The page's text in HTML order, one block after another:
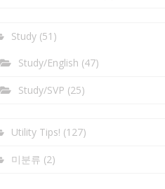
Study(51)
Study/English (47)
Study/SVP (25)
Utility Tips! (127)
미분류 (2)